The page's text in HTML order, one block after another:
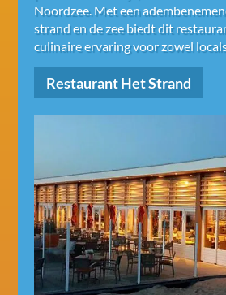
Noordzee. Met een
strand en de zee biedt dit
culinaire ervaring voor zowel
Restaurant Het Strand